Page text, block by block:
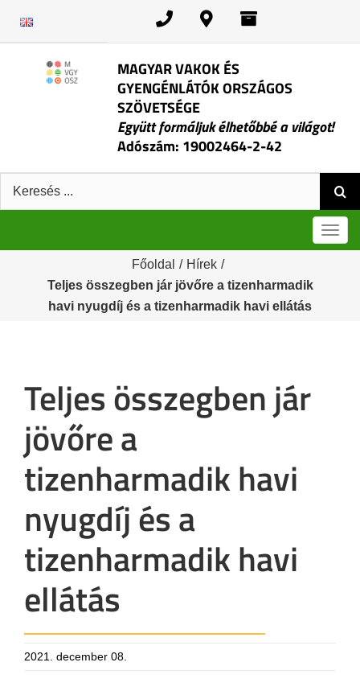
MAGYAR VAKOK ÉS
GYENGÉNLÁTÓK ORSZÁGOS
SZÖVETSÉGE
Együtt formáljuk élhetőbbé a világot!
Adószám: 19002464-2-42
Keresés:
Főoldal / Hírek /
Teljes összegben jár jövőre a tizenharmadik
havi nyugdíj és a tizenharmadik havi ellátás
Teljes összegben jár
jövőre a
tizenharmadik havi
nyugdíj és a
tizenharmadik havi
ellátás
2021. december 08.